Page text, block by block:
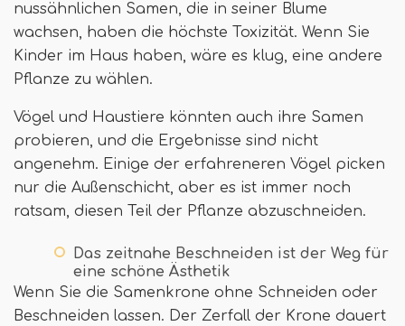
nussähnlichen Samen, die in seiner Blume
wachsen, haben die höchste Toxizität. Wenn Sie
Kinder im Haus haben, wäre es klug, eine andere
Pflanze zu wählen.
Vögel und Haustiere könnten auch ihre Samen
probieren, und die Ergebnisse sind nicht
angenehm. Einige der erfahreneren Vögel picken
nur die Außenschicht, aber es ist immer noch
ratsam, diesen Teil der Pflanze abzuschneiden.
Das zeitnahe Beschneiden ist der Weg für
eine schöne Ästhetik
Wenn Sie die Samenkrone ohne Schneiden oder
Beschneiden lassen. Der Zerfall der Krone dauert